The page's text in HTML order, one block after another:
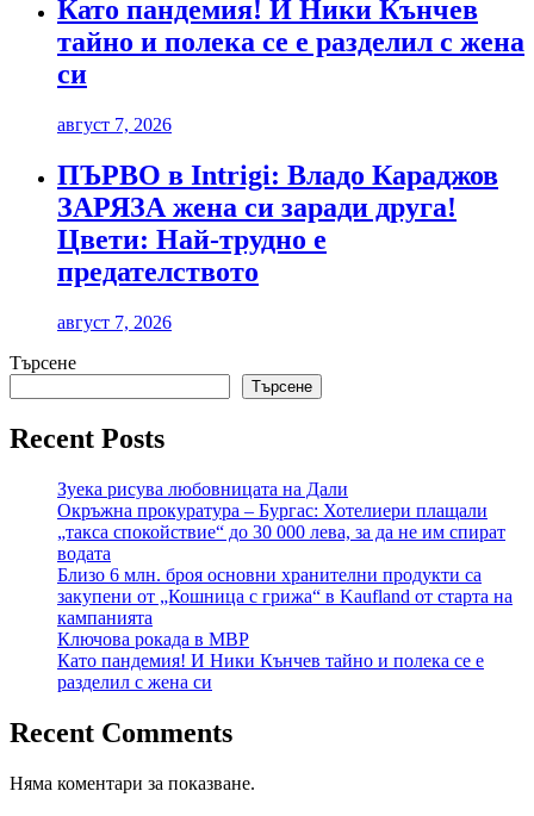
Като пандемия! И Ники Кънчев
тайно и полека се е разделил с жена
си
август 7, 2026
ПЪРВО в Intrigi: Владо Караджов
ЗАРЯЗА жена си заради друга!
Цвети: Най-трудно е
предателството
август 7, 2026
Търсене
Търсене
Recent Posts
Зуека рисува любовницата на Дали
Окръжна прокуратура – Бургас: Хотелиери плащали
„такса спокойствие“ до 30 000 лева, за да не им спират
водата
Близо 6 млн. броя основни хранителни продукти са
закупени от „Кошница с грижа“ в Kaufland от старта на
кампанията
Ключова рокада в МВР
Като пандемия! И Ники Кънчев тайно и полека се е
разделил с жена си
Recent Comments
Няма коментари за показване.